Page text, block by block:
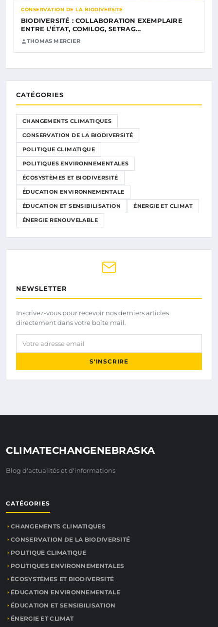
CONSERVATION DE LA BIODIVERSITÉ
BIODIVERSITÉ : COLLABORATION EXEMPLAIRE
ENTRE L’ÉTAT, COMILOG, SETRAG…
THOMAS MERCIER
CATÉGORIES
CHANGEMENTS CLIMATIQUES
CONSERVATION DE LA BIODIVERSITÉ
POLITIQUE CLIMATIQUE
POLITIQUES ENVIRONNEMENTALES
ÉCOSYSTÈMES ET BIODIVERSITÉ
ÉDUCATION ENVIRONNEMENTALE
ÉDUCATION ET SENSIBILISATION ÉNERGIE ET CLIMAT
ÉNERGIE RENOUVELABLE
NEWSLETTER
Inscrivez-vous pour recevoir nos derniers articles
directement dans votre boîte mail.
Votre adresse email
S'INSCRIRE
CLIMATECHANGENEBRASKA
Blog d'actualités et d'informations
CATÉGORIES
CHANGEMENTS CLIMATIQUES
CONSERVATION DE LA BIODIVERSITÉ
POLITIQUE CLIMATIQUE
POLITIQUES ENVIRONNEMENTALES
ÉCOSYSTÈMES ET BIODIVERSITÉ
ÉDUCATION ENVIRONNEMENTALE
ÉDUCATION ET SENSIBILISATION
ÉNERGIE ET CLIMAT